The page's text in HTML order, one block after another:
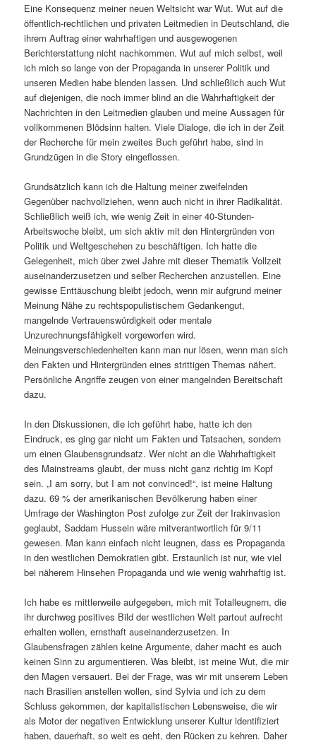
Eine Konsequenz meiner neuen Weltsicht war Wut. Wut auf die
öffentlich-rechtlichen und privaten Leitmedien in Deutschland, die
ihrem Auftrag einer wahrhaftigen und ausgewogenen
Berichterstattung nicht nachkommen. Wut auf mich selbst, weil
ich mich so lange von der Propaganda in unserer Politik und
unseren Medien habe blenden lassen. Und schließlich auch Wut
auf diejenigen, die noch immer blind an die Wahrhaftigkeit der
Nachrichten in den Leitmedien glauben und meine Aussagen für
vollkommenen Blödsinn halten. Viele Dialoge, die ich in der Zeit
der Recherche für mein zweites Buch geführt habe, sind in
Grundzügen in die Story eingeflossen.
Grundsätzlich kann ich die Haltung meiner zweifelnden
Gegenüber nachvollziehen, wenn auch nicht in ihrer Radikalität.
Schließlich weiß ich, wie wenig Zeit in einer 40-Stunden-
Arbeitswoche bleibt, um sich aktiv mit den Hintergründen von
Politik und Weltgeschehen zu beschäftigen. Ich hatte die
Gelegenheit, mich über zwei Jahre mit dieser Thematik Vollzeit
auseinanderzusetzen und selber Recherchen anzustellen. Eine
gewisse Enttäuschung bleibt jedoch, wenn mir aufgrund meiner
Meinung Nähe zu rechtspopulistischem Gedankengut,
mangelnde Vertrauenswürdigkeit oder mentale
Unzurechnungsfähigkeit vorgeworfen wird.
Meinungsverschiedenheiten kann man nur lösen, wenn man sich
den Fakten und Hintergründen eines strittigen Themas nähert.
Persönliche Angriffe zeugen von einer mangelnden Bereitschaft
dazu.
In den Diskussionen, die ich geführt habe, hatte ich den
Eindruck, es ging gar nicht um Fakten und Tatsachen, sondern
um einen Glaubensgrundsatz. Wer nicht an die Wahrhaftigkeit
des Mainstreams glaubt, der muss nicht ganz richtig im Kopf
sein. „I am sorry, but I am not convinced!“, ist meine Haltung
dazu. 69 % der amerikanischen Bevölkerung haben einer
Umfrage der Washington Post zufolge zur Zeit der Irakinvasion
geglaubt, Saddam Hussein wäre mitverantwortlich für 9/11
gewesen. Man kann einfach nicht leugnen, dass es Propaganda
in den westlichen Demokratien gibt. Erstaunlich ist nur, wie viel
bei näherem Hinsehen Propaganda und wie wenig wahrhaftig ist.
Ich habe es mittlerweile aufgegeben, mich mit Totalleugnern, die
ihr durchweg positives Bild der westlichen Welt partout aufrecht
erhalten wollen, ernsthaft auseinanderzusetzen. In
Glaubensfragen zählen keine Argumente, daher macht es auch
keinen Sinn zu argumentieren. Was bleibt, ist meine Wut, die mir
den Magen versauert. Bei der Frage, was wir mit unserem Leben
nach Brasilien anstellen wollen, sind Sylvia und ich zu dem
Schluss gekommen, der kapitalistischen Lebensweise, die wir
als Motor der negativen Entwicklung unserer Kultur identifiziert
haben, dauerhaft, so weit es geht, den Rücken zu kehren. Daher